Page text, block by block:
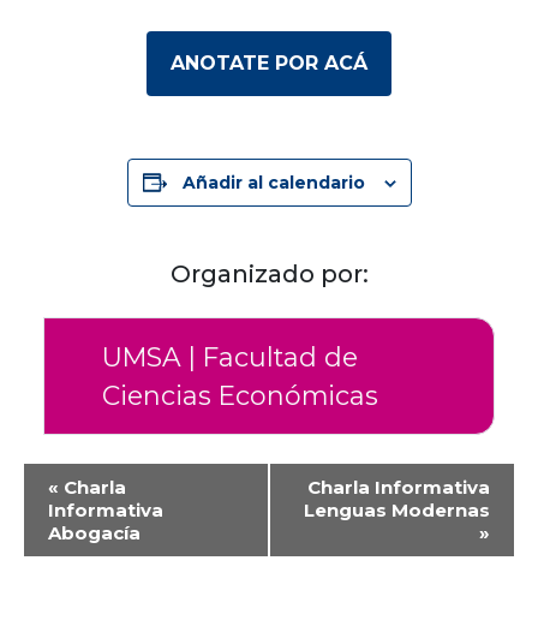
ANOTATE POR ACÁ
Añadir al calendario
Organizado por:
UMSA | Facultad de
Ciencias Económicas
Evento
de
Navegación
« Charla
Informativa
Abogacía
Charla Informativa
Lenguas Modernas
»